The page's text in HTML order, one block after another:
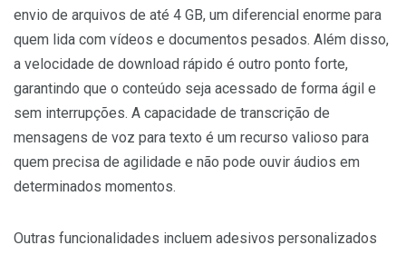
envio de arquivos de até 4 GB, um diferencial enorme para
quem lida com vídeos e documentos pesados. Além disso,
a velocidade de download rápido é outro ponto forte,
garantindo que o conteúdo seja acessado de forma ágil e
sem interrupções. A capacidade de transcrição de
mensagens de voz para texto é um recurso valioso para
quem precisa de agilidade e não pode ouvir áudios em
determinados momentos.
Outras funcionalidades incluem adesivos personalizados